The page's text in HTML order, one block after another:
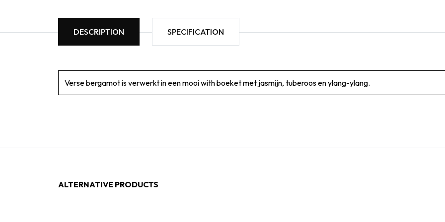
DESCRIPTION SPECIFICATION
Verse bergamot is verwerkt in een mooi with boeket met jasmijn, tuberoos en
ALTERNATIVE PRODUCTS